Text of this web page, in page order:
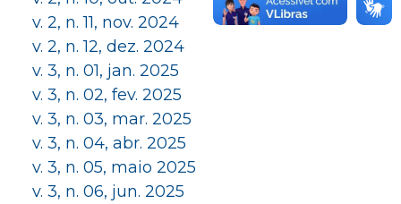
v. 2, n. 11, nov. 2024
v. 2, n. 12, dez. 2024
v. 3, n. 01, jan. 2025
v. 3, n. 02, fev. 2025
v. 3, n. 03, mar. 2025
v. 3, n. 04, abr. 2025
v. 3, n. 05, maio 2025
v. 3, n. 06, jun. 2025